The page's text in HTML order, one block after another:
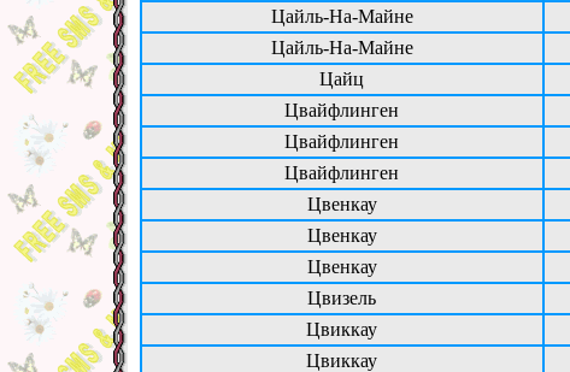
Цайль-На-Майне
Цайль-На-Майне
Цайц
Цвайфлинген
Цвайфлинген
Цвайфлинген
Цвенкау
Цвенкау
Цвенкау
Цвизель
Цвиккау
Цвиккау